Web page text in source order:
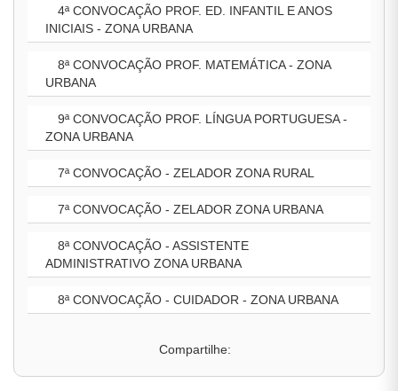
4ª CONVOCAÇÃO PROF. ED. INFANTIL E ANOS
INICIAIS - ZONA URBANA
8ª CONVOCAÇÃO PROF. MATEMÁTICA - ZONA
URBANA
9ª CONVOCAÇÃO PROF. LÍNGUA PORTUGUESA -
ZONA URBANA
7ª CONVOCAÇÃO - ZELADOR ZONA RURAL
7ª CONVOCAÇÃO - ZELADOR ZONA URBANA
8ª CONVOCAÇÃO - ASSISTENTE
ADMINISTRATIVO ZONA URBANA
8ª CONVOCAÇÃO - CUIDADOR - ZONA URBANA
Compartilhe: